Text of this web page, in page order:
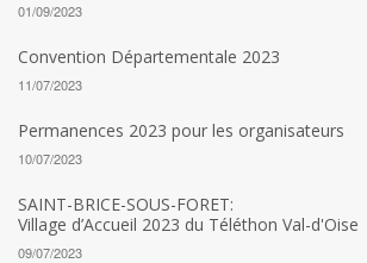
01/09/2023
Convention Départementale 2023
11/07/2023
Permanences 2023 pour les organisateurs
10/07/2023
SAINT-BRICE-SOUS-FORET:
Village d’Accueil 2023 du Téléthon Val-d'Oise
09/07/2023